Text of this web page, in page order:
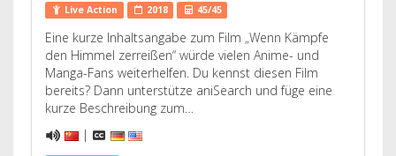
Live Action 2018 45/45
Eine kurze Inhaltsangabe zum Film „Wenn Kämpfe
den Himmel zerreißen“ würde vielen Anime- und
Manga-Fans weiterhelfen. Du kennst diesen Film
bereits? Dann unterstütze aniSearch und füge eine
kurze Beschreibung zum…
|